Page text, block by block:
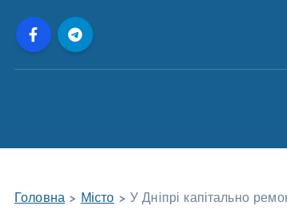
Головна > Місто > У Дніпрі капітально